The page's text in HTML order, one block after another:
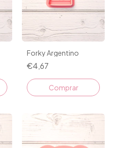
Forky Argentino
€4,67
Comprar